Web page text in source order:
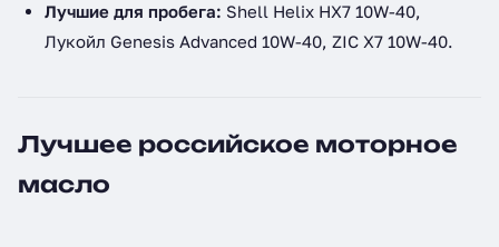
Лучшие для пробега: Shell Helix HX7 10W-40,
Лукойл Genesis Advanced 10W-40, ZIC X7 10W-40.
Лучшее российское моторное
масло